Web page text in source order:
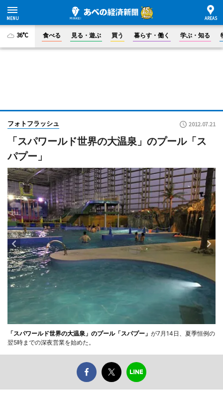
36°C 食べる 見る・遊ぶ 買う 暮らす・働く 学ぶ・知る
フォトフラッシュ 2012.07.21
「スパワールド世界の大温泉」のプール「ス
パプー」
「スパワールド世界の大温泉」のプール「スパプー」 が7月14日、夏季恒例の
翌5時までの深夜営業を始めた。